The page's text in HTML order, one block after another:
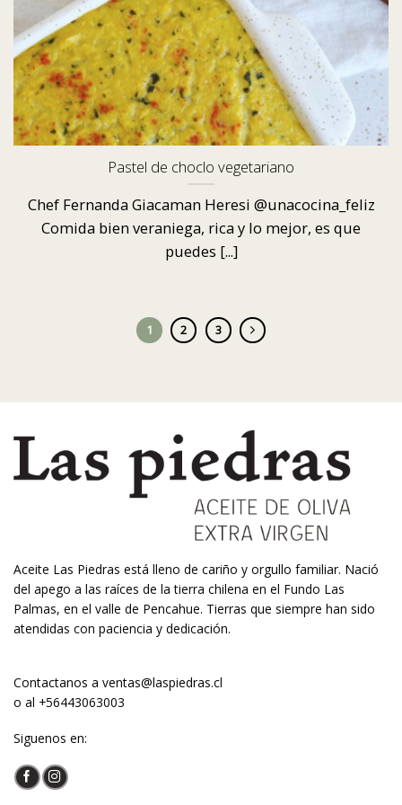
Pastel de choclo vegetariano
Chef Fernanda Giacaman Heresi @unacocina_feliz
Comida bien veraniega, rica y lo mejor, es que
puedes [...]
1 2 3
Aceite Las Piedras está lleno de cariño y orgullo familiar. Nació
del apego a las raíces de la tierra chilena en el Fundo Las
Palmas, en el valle de Pencahue. Tierras que siempre han sido
atendidas con paciencia y dedicación.
Contactanos a ventas@laspiedras.cl
o al +56443063003
Siguenos en: